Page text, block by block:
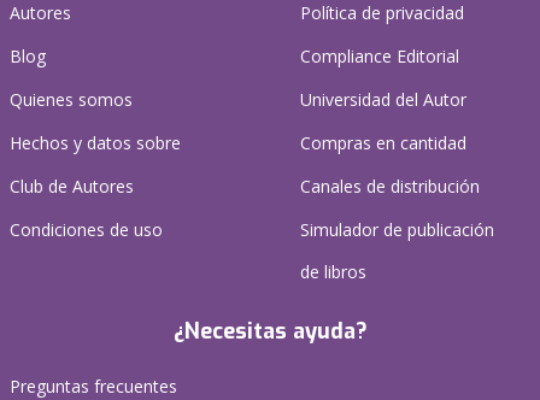
Autores
Blog
Quienes somos
Hechos y datos sobre
Club de Autores
Condiciones de uso
Política de privacidad
Compliance Editorial
Universidad del Autor
Compras en cantidad
Canales de distribución
Simulador de publicación
de libros
¿Necesitas ayuda?
Preguntas frecuentes